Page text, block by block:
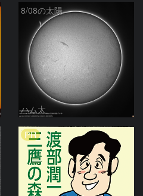
8/08の太陽
ハム太
PR